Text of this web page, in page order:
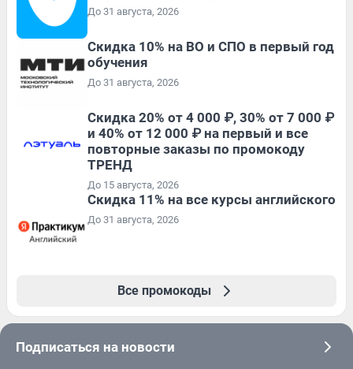
До 31 августа, 2026
Скидка 10% на ВО и СПО в первый год
обучения
До 31 августа, 2026
Скидка 20% от 4 000 ₽, 30% от 7 000 ₽
и 40% от 12 000 ₽ на первый и все
повторные заказы по промокоду
ТРЕНД
До 15 августа, 2026
Скидка 11% на все курсы английского
До 31 августа, 2026
Все промокоды
Подписаться на новости